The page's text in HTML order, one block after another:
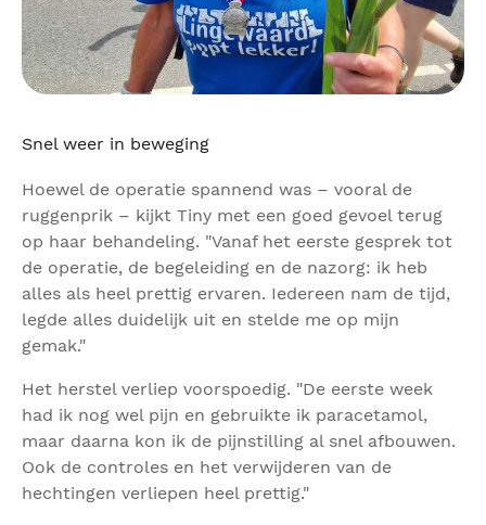
Snel weer in beweging
Hoewel de operatie spannend was – vooral de
ruggenprik – kijkt Tiny met een goed gevoel terug
op haar behandeling. "Vanaf het eerste gesprek tot
de operatie, de begeleiding en de nazorg: ik heb
alles als heel prettig ervaren. Iedereen nam de tijd,
legde alles duidelijk uit en stelde me op mijn
gemak."
Het herstel verliep voorspoedig. "De eerste week
had ik nog wel pijn en gebruikte ik paracetamol,
maar daarna kon ik de pijnstilling al snel afbouwen.
Ook de controles en het verwijderen van de
hechtingen verliepen heel prettig."